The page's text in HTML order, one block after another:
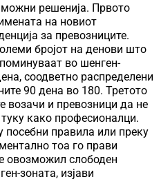
можни решенија. Првото
на новиот
за превозниците.
бројот на денови што
во шенген-
соодветно распределени
90 дена во 180. Третото
возачи и превозници да не
како професионалци.
правила или преку
тоа го прави
овозможил слободен
зоната, изјави